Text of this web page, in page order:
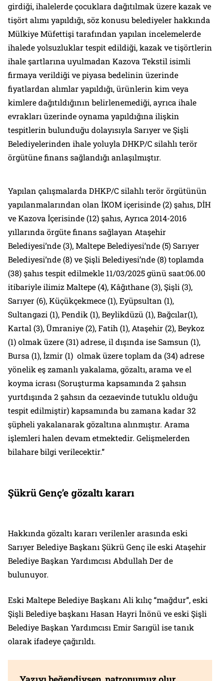
girdiği, ihalelerde çocuklara dağıtılmak üzere kazak ve
tişört alımı yapıldığı, söz konusu belediyeler hakkında
Mülkiye Müfettişi tarafından yapılan incelemelerde
ihalede yolsuzluklar tespit edildiği, kazak ve tişörtlerin
ihale şartlarına uyulmadan Kazova Tekstil isimli
firmaya verildiği ve piyasa bedelinin üzerinde
fiyatlardan alımlar yapıldığı, ürünlerin kim veya
kimlere dağıtıldığının belirlenemediği, ayrıca ihale
evrakları üzerinde oynama yapıldığına ilişkin
tespitlerin bulunduğu dolayısıyla Sarıyer ve Şişli
Belediyelerinden ihale yoluyla DHKP/C silahlı terör
örgütüne finans sağlandığı anlaşılmıştır.
Yapılan çalışmalarda DHKP/C silahlı terör örgütünün
yapılanmalarından olan İKOM içerisinde (2) şahıs, DİH
ve Kazova İçerisinde (12) şahıs, Ayrıca 2014-2016
yıllarında örgüte finans sağlayan Ataşehir
Belediyesi’nde (3), Maltepe Belediyesi’nde (5) Sarıyer
Belediyesi’nde (8) ve Şişli Belediyesi’nde (8) toplamda
(38) şahıs tespit edilmekle 11/03/2025 günü saat:06.00
itibariyle ilimiz Maltepe (4), Kâğıthane (3), Şişli (3),
Sarıyer (6), Küçükçekmece (1), Eyüpsultan (1),
Sultangazi (1), Pendik (1), Beylikdüzü (1), Bağcılar(1),
Kartal (3), Ümraniye (2), Fatih (1), Ataşehir (2), Beykoz
(1) olmak üzere (31) adrese, il dışında ise Samsun (1),
Bursa (1), İzmir (1) olmak üzere toplam da (34) adrese
yönelik eş zamanlı yakalama, gözaltı, arama ve el
koyma icrası (Soruşturma kapsamında 2 şahsın
yurtdışında 2 şahsın da cezaevinde tutuklu olduğu
tespit edilmiştir) kapsamında bu zamana kadar 32
şüpheli yakalanarak gözaltına alınmıştır. Arama
işlemleri halen devam etmektedir. Gelişmelerden
bilahare bilgi verilecektir.”
Şükrü Genç’e gözaltı kararı
Hakkında gözaltı kararı verilenler arasında eski
Sarıyer Belediye Başkanı Şükrü Genç ile eski Ataşehir
Belediye Başkan Yardımcısı Abdullah Der de
bulunuyor.
Eski Maltepe Belediye Başkanı Ali kılıç “mağdur”, eski
Şişli Belediye başkanı Hasan Hayri İnönü ve eski Şişli
Belediye Başkan Yardımcısı Emir Sarıgül ise tanık
olarak ifadeye çağırıldı.